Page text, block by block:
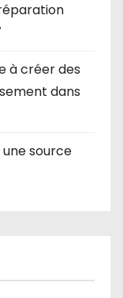
à créer des
dans
source